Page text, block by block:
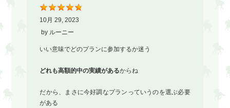
10月 29, 2023
by ルーニー
いい意味でどのプランに参加するか迷う
どれも高額的中の実績があるからね
だから、まさに今好調なプランっていうのを選ぶ必要
がある